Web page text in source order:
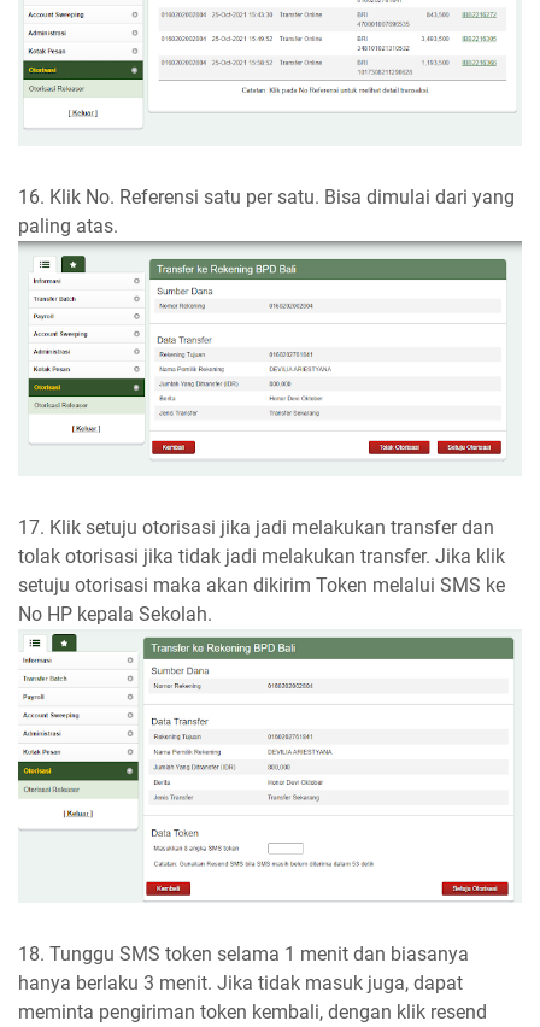
16. Klik No. Referensi satu per satu. Bisa dimulai dari yang
paling atas.
17. Klik setuju otorisasi jika jadi melakukan transfer dan
tolak otorisasi jika tidak jadi melakukan transfer. Jika klik
setuju otorisasi maka akan dikirim Token melalui SMS ke
No HP kepala Sekolah.
18. Tunggu SMS token selama 1 menit dan biasanya
hanya berlaku 3 menit. Jika tidak masuk juga, dapat
meminta pengiriman token kembali, dengan klik resend